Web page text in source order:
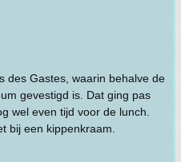
des Gastes, waarin behalve de
gevestigd is. Dat ging pas
wel even tijd voor de lunch.
bij een kippenkraam.